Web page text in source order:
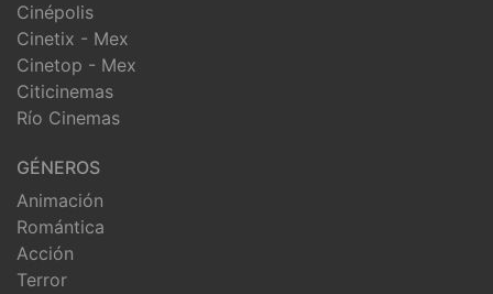
Cinépolis
Cinetix - Mex
Cinetop - Mex
Citicinemas
Río Cinemas
GÉNEROS
Animación
Romántica
Acción
Terror